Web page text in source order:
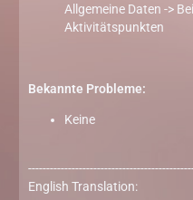
Allgemeine Daten ->
Aktivitätspunkten
Bekannte Probleme:
Keine
English Translation: